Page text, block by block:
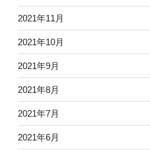
2021年11月
2021年10月
2021年9月
2021年8月
2021年7月
2021年6月